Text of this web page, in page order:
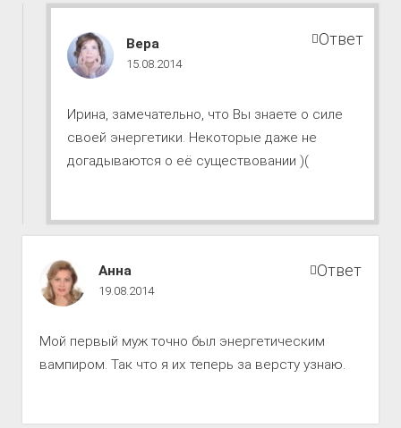
Путь
к
комментарии
Вера
15.08.2014
Ирина, замечательно, что Вы знаете о силе
своей энергетики. Некоторые даже не
догадываются о её существовании )(
Ответ
Путь
к
комментарии
Анна
19.08.2014
Мой первый муж точно был энергетическим
вампиром. Так что я их теперь за версту узнаю.
Ответ